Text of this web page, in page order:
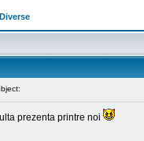
prezenta printre noi